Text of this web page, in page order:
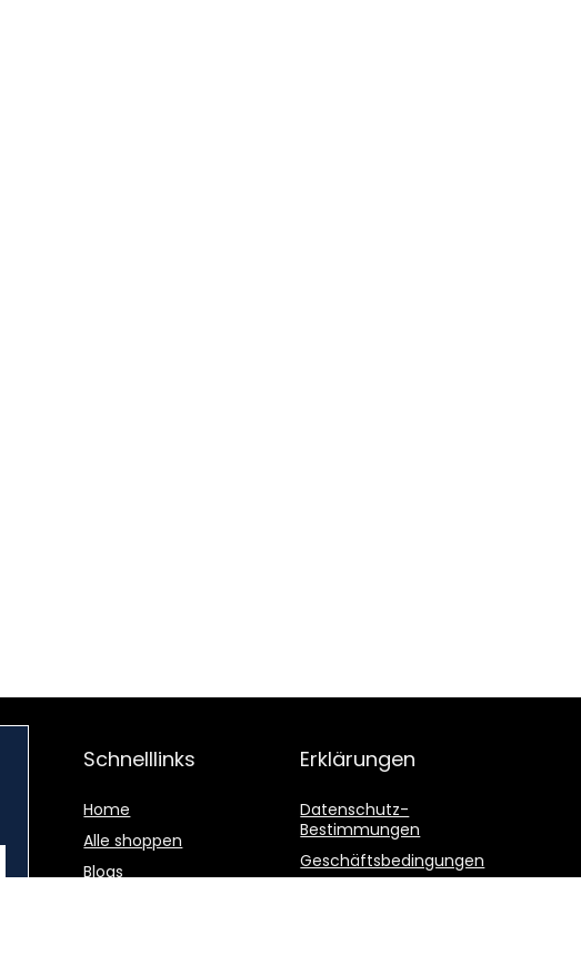
Schnelllinks
Home
Alle shoppen
Blogs
Erklärungen
Datenschutz-
Bestimmungen
Geschäftsbedingungen